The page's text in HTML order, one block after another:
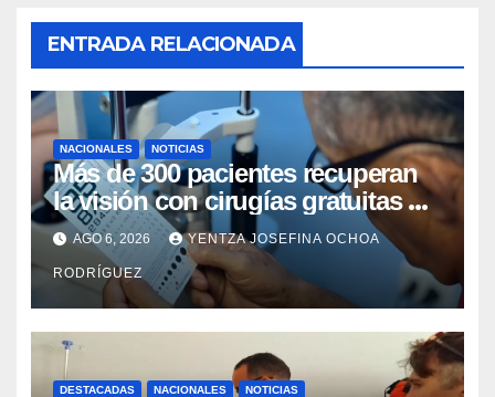
ENTRADA RELACIONADA
NACIONALES NOTICIAS
Más de 300 pacientes recuperan
la visión con cirugías gratuitas de
cataratas en Zulia
AGO 6, 2026 YENTZA JOSEFINA OCHOA
RODRÍGUEZ
DESTACADAS NACIONALES NOTICIAS